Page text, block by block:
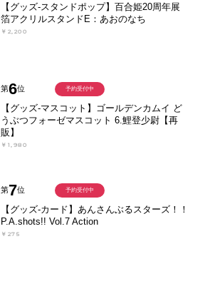
【グッズ-スタンドポップ】百合姫20周年展
箔アクリルスタンドE：あおのなち
￥2,200
第6位
【グッズ-マスコット】ゴールデンカムイ ど
うぶつフォーゼマスコット 6.鯉登少尉【再
販】
￥1,980
予約受付中
第7位
【グッズ-カード】あんさんぶるスターズ！！
P.A.shots!! Vol.7 Action
￥275
予約受付中